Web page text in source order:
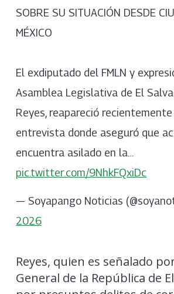
SOBRE SU SITUACIÓN DESDE
MÉXICO
El exdiputado del FMLN y
Asamblea Legislativa de El
Reyes, reapareció
entrevista donde aseguró que
encuentra asilado en la…
pic.twitter.com/9NhkFQxiDc
— Soyapango Noticias
2026
Reyes, quien es señalado
General de la República de